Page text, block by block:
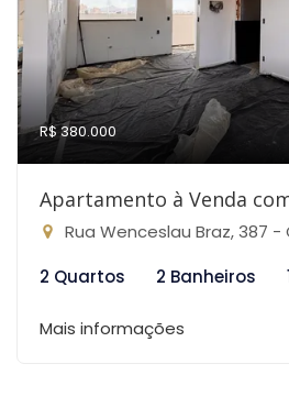
R$ 380.000
Apartamento à Venda
Rua Wenceslau Braz, 387 -
2 Quartos
2 Banheiros
Mais informações